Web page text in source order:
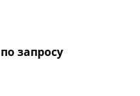
по запросу